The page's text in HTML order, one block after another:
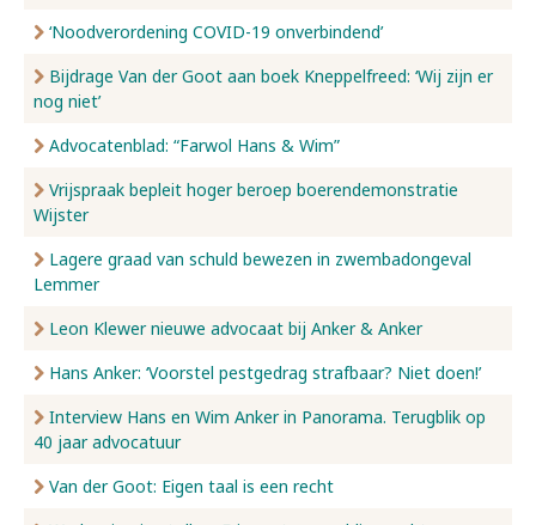
‘Noodverordening COVID-19 onverbindend’
Bijdrage Van der Goot aan boek Kneppelfreed: ‘Wij zijn er
nog niet’
Advocatenblad: “Farwol Hans & Wim”
Vrijspraak bepleit hoger beroep boerendemonstratie
Wijster
Lagere graad van schuld bewezen in zwembadongeval
Lemmer
Leon Klewer nieuwe advocaat bij Anker & Anker
Hans Anker: ‘Voorstel pestgedrag strafbaar? Niet doen!’
Interview Hans en Wim Anker in Panorama. Terugblik op
40 jaar advocatuur
Van der Goot: Eigen taal is een recht